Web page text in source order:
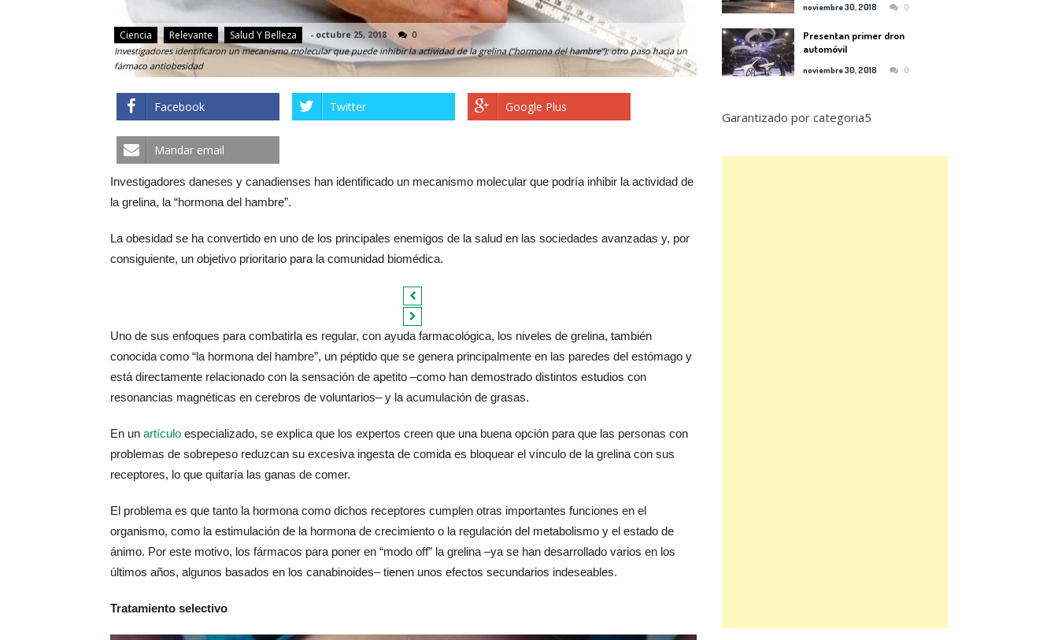
Ciencia Relevante Salud Y Belleza - octubre 25, 2018
0
Investigadores identificaron un mecanismo molecular que puede inhibir la actividad de la grelina (“hormona del hambre”): otro paso hacia un
fármaco antiobesidad
Facebook Twitter Google Plus
Mandar email
Investigadores daneses y canadienses han identificado un mecanismo molecular que podría inhibir la actividad de
la grelina, la “hormona del hambre”.
La obesidad se ha convertido en uno de los principales enemigos de la salud en las sociedades avanzadas y, por
consiguiente, un objetivo prioritario para la comunidad biomédica.
Uno de sus enfoques para combatirla es regular, con ayuda farmacológica, los niveles de grelina, también
conocida como “la hormona del hambre”, un péptido que se genera principalmente en las paredes del estómago y
está directamente relacionado con la sensación de apetito –como han demostrado distintos estudios con
resonancias magnéticas en cerebros de voluntarios– y la acumulación de grasas.
En un artículo especializado, se explica que los expertos creen que una buena opción para que las personas con
problemas de sobrepeso reduzcan su excesiva ingesta de comida es bloquear el vínculo de la grelina con sus
receptores, lo que quitaría las ganas de comer.
El problema es que tanto la hormona como dichos receptores cumplen otras importantes funciones en el
organismo, como la estimulación de la hormona de crecimiento o la regulación del metabolismo y el estado de
ánimo. Por este motivo, los fármacos para poner en “modo off” la grelina –ya se han desarrollado varios en los
últimos años, algunos basados en los canabinoides– tienen unos efectos secundarios indeseables.
Tratamiento selectivo
noviembre 30, 2018 0
Presentan primer dron
automóvil
noviembre 30, 2018 0
Garantizado por categoria5